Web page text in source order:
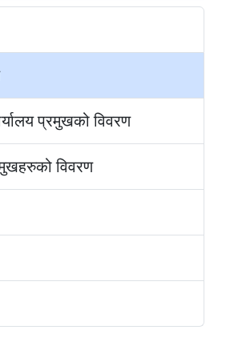
प्रमुखको विवरण
विवरण